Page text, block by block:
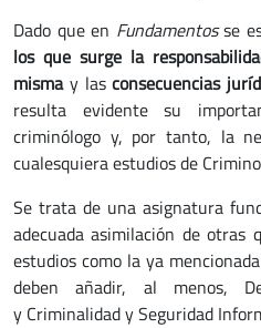
Dado que en Fundamentosse
los que surge la
mismay lasconsecuencias
resulta evidente su
criminólogo y, por tanto, la
cualesquiera estudios de
Se trata de una asignatura
adecuada asimilación de
estudios como la ya
deben añadir, al menos,
y Criminalidad y Seguridad